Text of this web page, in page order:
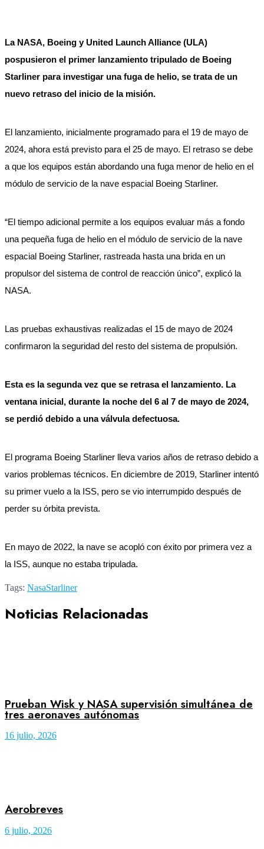
La NASA, Boeing y United Launch Alliance (ULA)
pospusieron el primer lanzamiento tripulado de Boeing
Starliner para investigar una fuga de helio, se trata de un
nuevo retraso del inicio de la misión.
El lanzamiento, inicialmente programado para el 19 de mayo de
2024, ahora está previsto para el 25 de mayo. El retraso se debe
a que los equipos están abordando una fuga menor de helio en el
módulo de servicio de la nave espacial Boeing Starliner.
“El tiempo adicional permite a los equipos evaluar más a fondo
una pequeña fuga de helio en el módulo de servicio de la nave
espacial Boeing Starliner, rastreada hasta una brida en un
propulsor del sistema de control de reacción único”, explicó la
NASA.
Las pruebas exhaustivas realizadas el 15 de mayo de 2024
confirmaron la seguridad del resto del sistema de propulsión.
Esta es la segunda vez que se retrasa el lanzamiento. La
ventana inicial, durante la noche del 6 al 7 de mayo de 2024,
se perdió debido a una válvula defectuosa.
El programa Boeing Starliner lleva varios años de retraso debido a
varios problemas técnicos. En diciembre de 2019, Starliner intentó
su primer vuelo a la ISS, pero se vio interrumpido después de
perder su órbita prevista.
En mayo de 2022, la nave se acopló con éxito por primera vez a
la ISS, aunque no estaba tripulada.
Tags: NasaStarliner
Noticias Relacionadas
Prueban Wisk y NASA supervisión simultánea de
tres aeronaves autónomas
16 julio, 2026
Aerobreves
6 julio, 2026